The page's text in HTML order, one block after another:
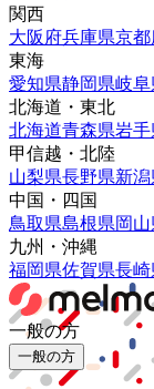
関西
大阪府兵庫県京都
東海
愛知県静岡県岐阜
北海道・東北
北海道青森県岩手
甲信越・北陸
山梨県長野県新潟
中国・四国
鳥取県島根県岡山
九州・沖縄
福岡県佐賀県長崎
一般の方
一般の方